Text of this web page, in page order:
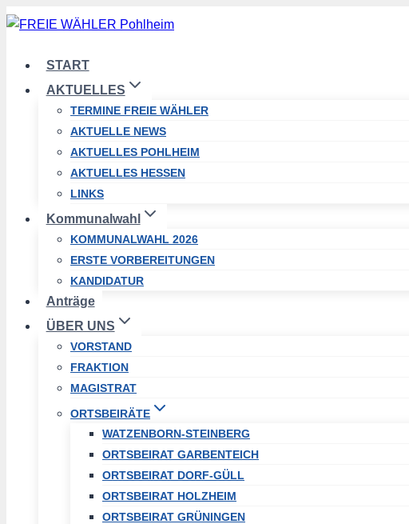
Zum
START
AKTUELLES
TERMINE FREIE WÄHLER
AKTUELLE NEWS
AKTUELLES POHLHEIM
AKTUELLES HESSEN
LINKS
Kommunalwahl
KOMMUNALWAHL 2026
ERSTE VORBEREITUNGEN
KANDIDATUR
Anträge
ÜBER UNS
VORSTAND
FRAKTION
MAGISTRAT
ORTSBEIRÄTE
WATZENBORN-STEINBERG
ORTSBEIRAT GARBENTEICH
ORTSBEIRAT DORF-GÜLL
ORTSBEIRAT HOLZHEIM
ORTSBEIRAT GRÜNINGEN